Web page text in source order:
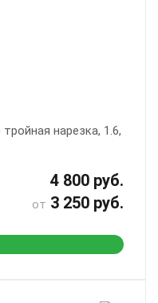
нарезка, 1.6,
4 800 руб.
от 3 250 руб.